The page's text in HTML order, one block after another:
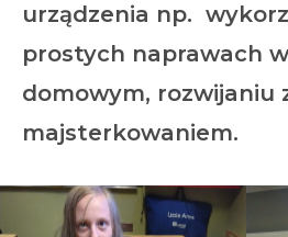
urządzenia np.
prostych naprawach
domowym, rozwijaniu
majsterkowaniem.